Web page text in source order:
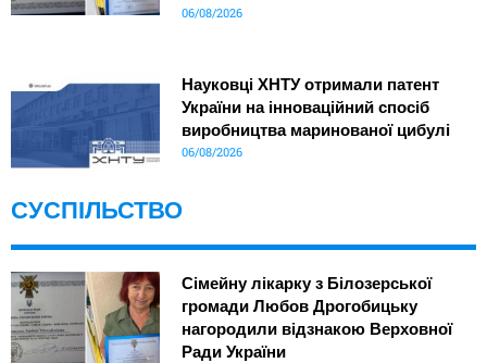
06/08/2026
Науковці ХНТУ отримали патент
України на інноваційний спосіб
виробництва маринованої цибулі
06/08/2026
СУСПІЛЬСТВО
Сімейну лікарку з Білозерської
громади Любов Дрогобицьку
нагородили відзнакою Верховної
Ради України